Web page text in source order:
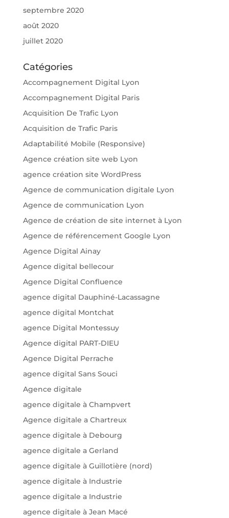
septembre 2020
août 2020
juillet 2020
Catégories
Accompagnement Digital Lyon
Accompagnement Digital Paris
Acquisition De Trafic Lyon
Acquisition de Trafic Paris
Adaptabilité Mobile (Responsive)
Agence création site web Lyon
agence création site WordPress
Agence de communication digitale Lyon
Agence de communication Lyon
Agence de création de site internet à Lyon
Agence de référencement Google Lyon
Agence Digital Ainay
Agence digital bellecour
Agence Digital Confluence
agence digital Dauphiné-Lacassagne
agence digital Montchat
agence Digital Montessuy
Agence digital PART-DIEU
Agence Digital Perrache
agence digital Sans Souci
Agence digitale
agence digitale à Champvert
Agence digitale a Chartreux
agence digitale à Debourg
agence digitale a Gerland
agence digitale à Guillotière (nord)
agence digitale à Industrie
agence digitale a Industrie
agence digitale à Jean Macé